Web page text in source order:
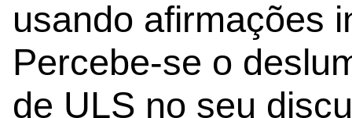
usando afirmações
Percebe-se o
de ULS no seu